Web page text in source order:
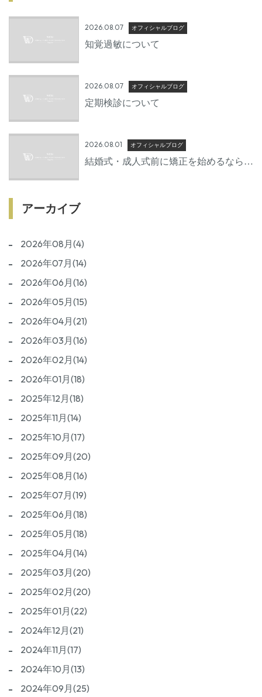
2026.08.07 オフィシャルブログ
知覚過敏について
2026.08.07 オフィシャルブログ
定期検診について
2026.08.01 オフィシャルブログ
結婚式・成人式前に矯正を始めるならい
アーカイブ
2026年08月(4)
2026年07月(14)
2026年06月(16)
2026年05月(15)
2026年04月(21)
2026年03月(16)
2026年02月(14)
2026年01月(18)
2025年12月(18)
2025年11月(14)
2025年10月(17)
2025年09月(20)
2025年08月(16)
2025年07月(19)
2025年06月(18)
2025年05月(18)
2025年04月(14)
2025年03月(20)
2025年02月(20)
2025年01月(22)
2024年12月(21)
2024年11月(17)
2024年10月(13)
2024年09月(25)